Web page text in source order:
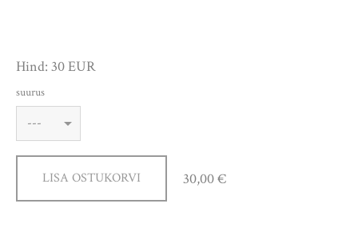
Hind: 30 EUR
suurus
LISA OSTUKORVI 30,00 €